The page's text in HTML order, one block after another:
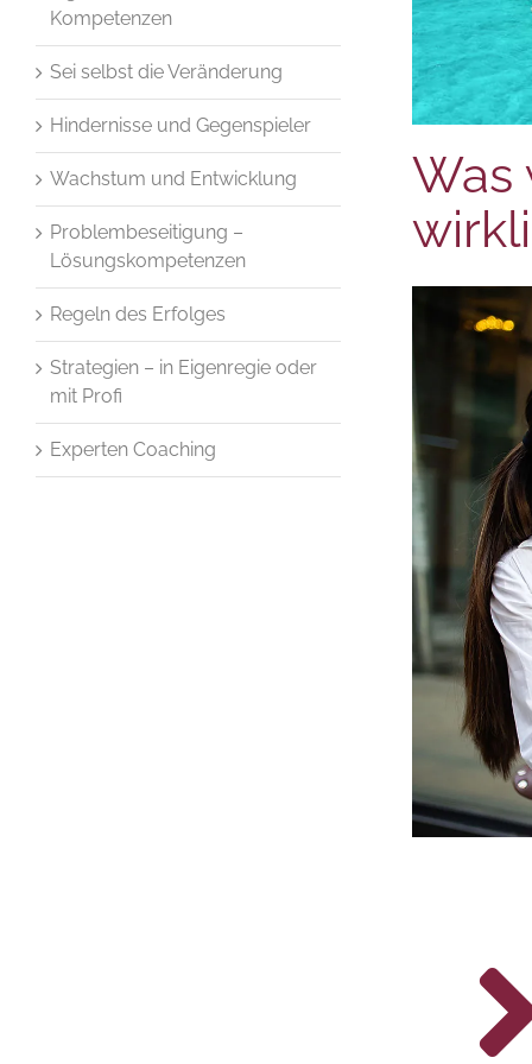
Was
Kompetenzen
Sei selbst die Veränderung
Hindernisse und Gegenspieler
Wachstum und Entwicklung
Problembeseitigung –
Lösungskompetenzen
Regeln des Erfolges
Strategien – in Eigenregie oder
mit Profi
Experten Coaching